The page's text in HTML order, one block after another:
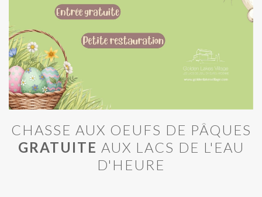
CHASSE AUX OEUFS DE PÂQUES
GRATUITE AUX LACS DE L'EAU
D'HEURE